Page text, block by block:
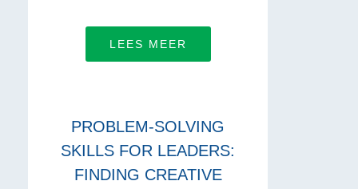
LEES MEER
PROBLEM-SOLVING
SKILLS FOR LEADERS:
FINDING CREATIVE